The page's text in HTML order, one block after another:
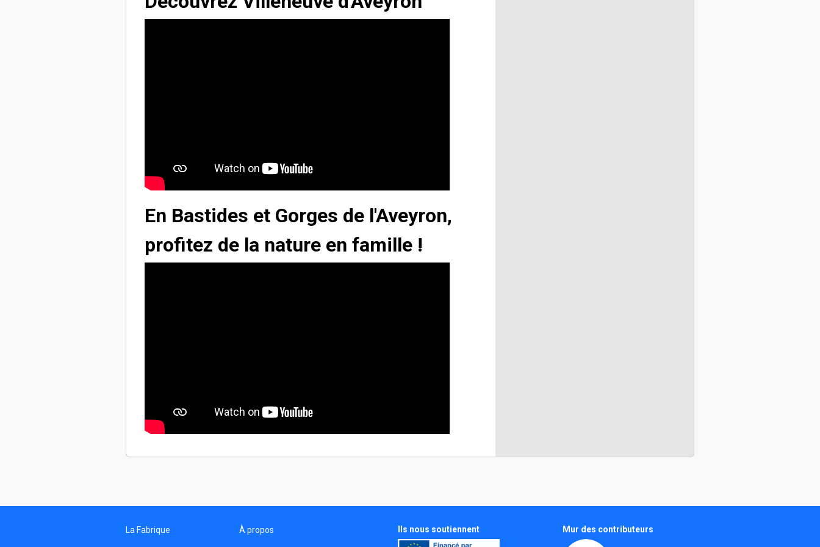
En Bastides et Gorges de l'Aveyron,
profitez de la nature en famille !
La Fabrique À propos Ils nous soutiennent Mur des contributeurs